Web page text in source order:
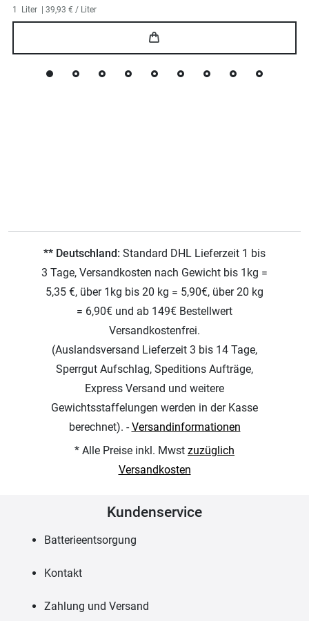
1 Liter | 39,93 € / Liter
** Deutschland: Standard DHL Lieferzeit 1 bis
3 Tage, Versandkosten nach Gewicht bis 1kg =
5,35 €, über 1kg bis 20 kg = 5,90€, über 20 kg
= 6,90€ und ab 149€ Bestellwert
Versandkostenfrei.
(Auslandsversand Lieferzeit 3 bis 14 Tage,
Sperrgut Aufschlag, Speditions Aufträge,
Express Versand und weitere
Gewichtsstaffelungen werden in der Kasse
berechnet). -Versandinformationen
* Alle Preise inkl. Mwst zuzüglich
Versandkosten
Kundenservice
Batterieentsorgung
Kontakt
Zahlung und Versand